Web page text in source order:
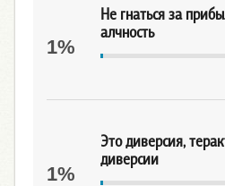
Не гнаться за
алчность
1%
Это диверсия,
диверсии
1%